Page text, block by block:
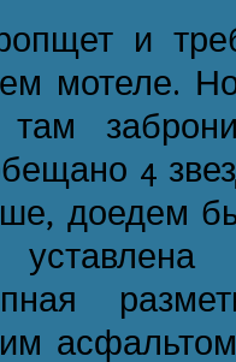
и
мотеле.
4
доедем